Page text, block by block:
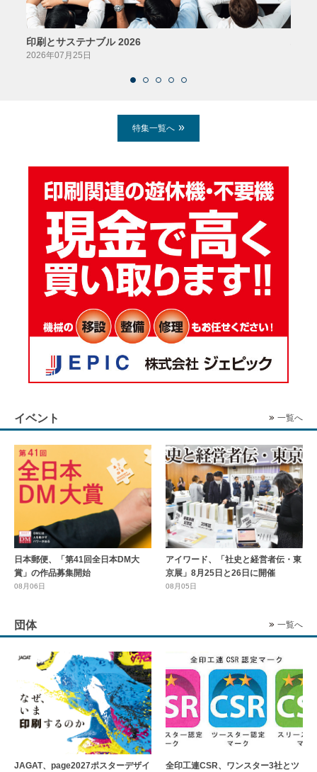
印刷とサステナブル 2026
2026年07月25日
特集一覧へ
イベント 一覧へ
日本郵便、「第41回全日本DM大
賞」の作品募集開始
08月06日
アイワード、「社史と経営者伝・東
京展」8月25日と26日に開催
08月05日
団体 一覧へ
JAGAT、page2027ポスターデザイ
全印工連CSR、ワンスター3社とツ